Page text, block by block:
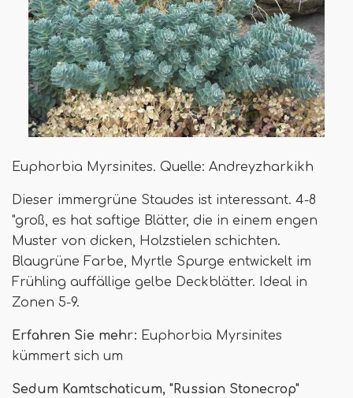
Euphorbia Myrsinites. Quelle: Andreyzharkikh
Dieser immergrüne Staudes ist interessant. 4-8
"groß, es hat saftige Blätter, die in einem engen
Muster von dicken, Holzstielen schichten.
Blaugrüne Farbe, Myrtle Spurge entwickelt im
Frühling auffällige gelbe Deckblätter. Ideal in
Zonen 5-9.
Erfahren Sie mehr: Euphorbia Myrsinites
kümmert sich um
Sedum Kamtschaticum, "Russian Stonecrop"